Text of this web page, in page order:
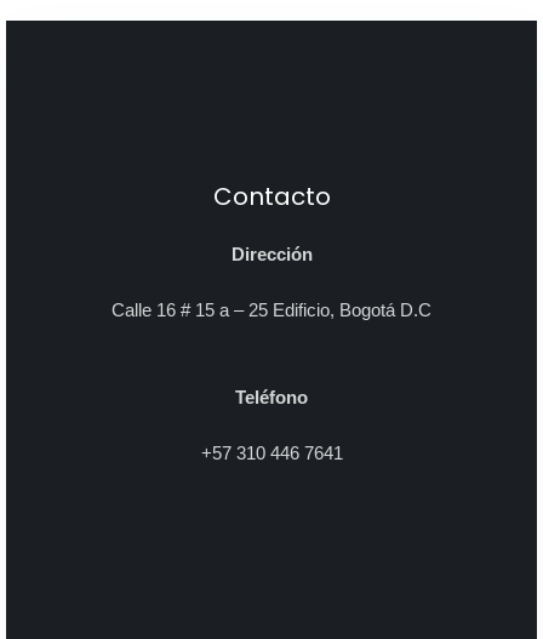
Contacto
Dirección
Calle 16 # 15 a – 25 Edificio, Bogotá D.C
Teléfono
+57 310 446 7641